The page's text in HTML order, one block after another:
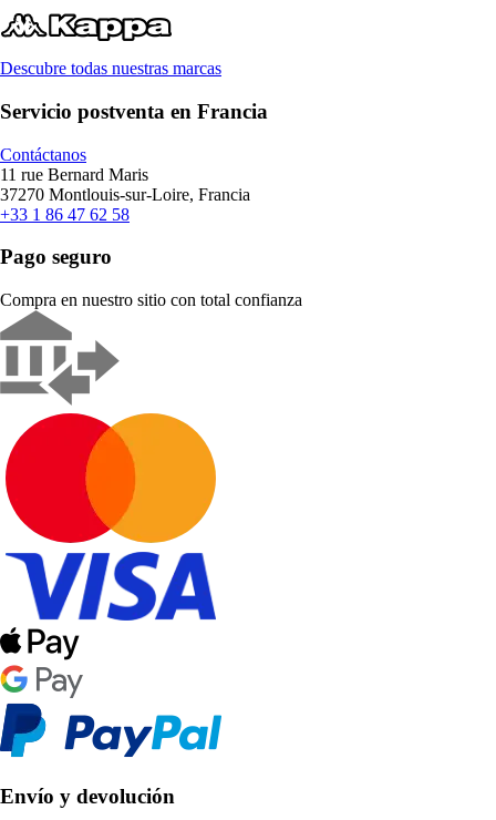
Descubre todas nuestras marcas
Servicio postventa en Francia
Contáctanos
11 rue Bernard Maris
37270 Montlouis-sur-Loire, Francia
+33 1 86 47 62 58
Pago seguro
Compra en nuestro sitio con total confianza
Envío y devolución